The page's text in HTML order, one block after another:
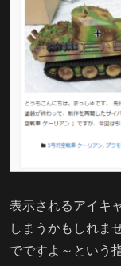
表示されるアイキ
しまうかもしれま
でですよ～という